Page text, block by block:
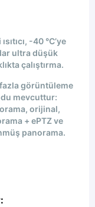
-40 °C’ye
ultra düşük
çalıştırma.
görüntüleme
mevcuttur:
orijinal,
+ ePTZ ve
panorama.